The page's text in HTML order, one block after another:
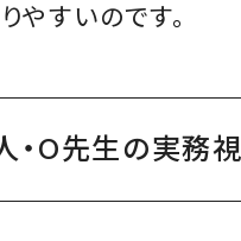
やすいのです。
・O先生の実務